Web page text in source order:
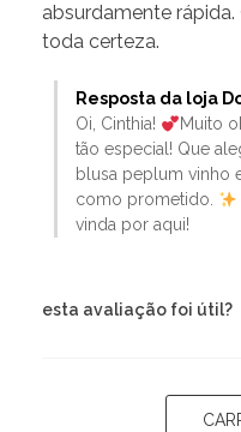
absurdamente
toda certeza.
Resposta da loja
Oi, Cinthia!
Muito
tão especial! Que
blusa peplum vinho
como prometido.
vinda por aqui!
esta avaliação foi útil?